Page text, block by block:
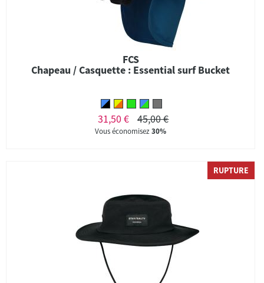
FCS
Chapeau / Casquette : Essential surf Bucket
31,50 € 45,00 €
Vous économisez30%
RUPTURE